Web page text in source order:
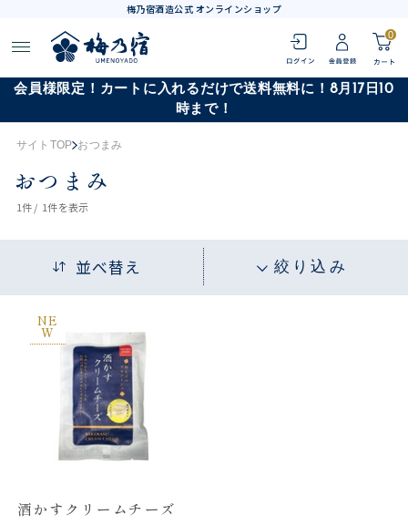
梅乃宿酒造公式 オンラインショップ
0
会員様限定！カートに入れるだけで送料無料に！8月17日10
時まで！
サイトTOP おつまみ
おつまみ
1件 / 1件を表示
並べ替え 絞り込み
NE
W
酒かすクリームチーズ